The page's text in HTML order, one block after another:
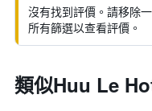
沒有找到評價。請移除
所有篩選以查看評價。
類似Huu Le